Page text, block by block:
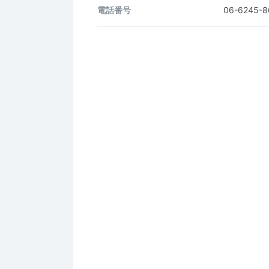
電話番号 06-6245-